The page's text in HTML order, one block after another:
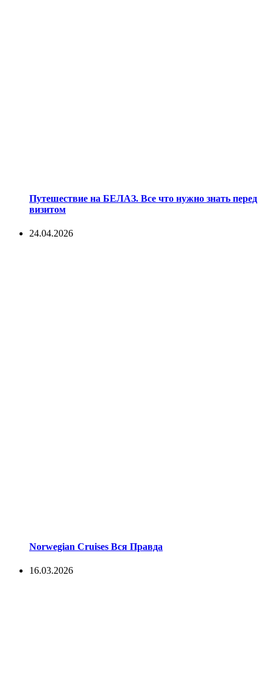
Путешествие на БЕЛАЗ. Все что нужно знать перед
визитом
24.04.2026
Norwegian Cruises Вся Правда
16.03.2026